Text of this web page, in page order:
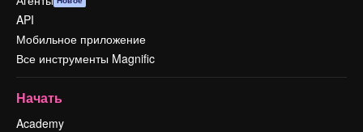
API
Мобильное приложение
Все инструменты Magnific
Начать
Academy